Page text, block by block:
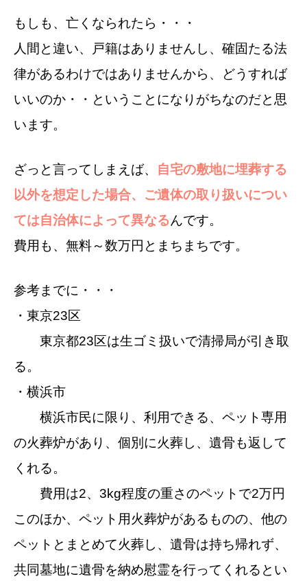
もしも、亡くなられたら・・・
人間と違い、戸籍はありませんし、確固たる法
律があるわけではありませんから、
どうすれば
いいのか・・ということになりがちなのだと思
います。
ざっと言ってしまえば、 自宅の敷地に埋葬する
以外を想定した場合、ご遺体の取り扱いについ
ては自治体によって異なるんです。
費用も、無料～数万円とまちまちです。
参考までに・・・
・東京23区
東京都23区は生ゴミ扱いで清掃局が引き取
る。
・横浜市
横浜市民に限り、利用できる、ペット専用
の火葬炉があり、個別に火葬し、遺骨も返して
くれる。
費用は2、3kg程度の重さのペットで2万円
このほか、ペット用火葬炉があるものの、他の
ペットとまとめて火葬し、遺骨は持ち帰れず、
共同墓地に遺骨を納め慰霊を行ってくれるとい